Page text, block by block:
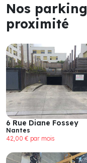
Nos
proximité
6 Rue Diane Fossey
Nantes
42,00 € par mois